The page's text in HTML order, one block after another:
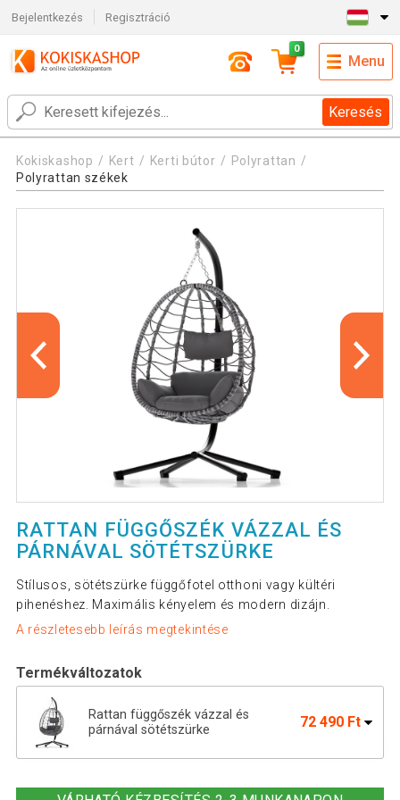
Bejelentkezés Regisztráció
Keresés
0
Menu
Kokiskashop Kert Kerti bútor
Polyrattan
Polyrattan székek
RATTAN FÜGGŐSZÉK VÁZZAL ÉS
PÁRNÁVAL SÖTÉTSZÜRKE
Stílusos, sötétszürke függőfotel otthoni vagy kültéri
pihenéshez. Maximális kényelem és modern dizájn.
A részletesebb leírás megtekintése
Termékváltozatok
Rattan függőszék vázzal és
párnával sötétszürke
72 490 Ft
bézs